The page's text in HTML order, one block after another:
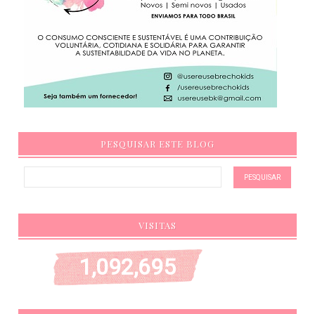
PESQUISAR ESTE BLOG
VISITAS
1,092,695